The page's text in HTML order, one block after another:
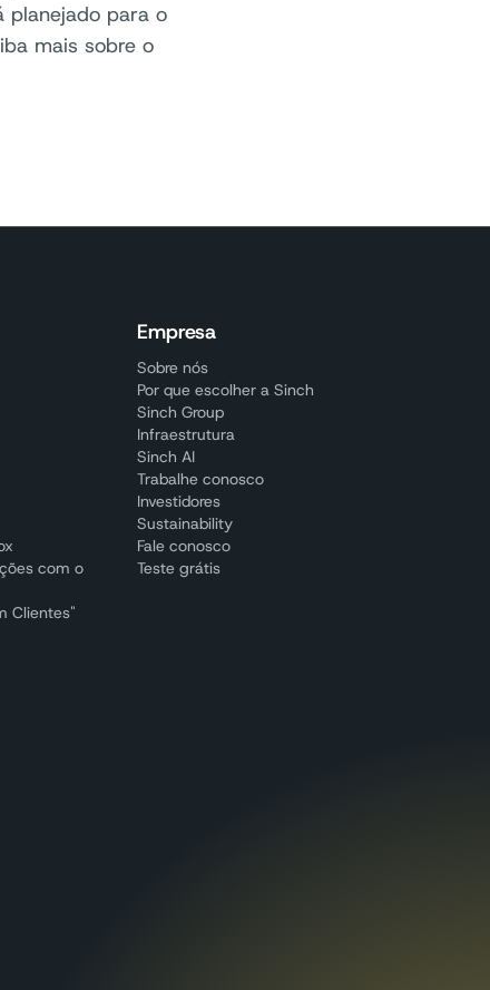
planejado para o
mais sobre o
com o
Clientes"
Empresa
Sobre nós
Por que escolher a Sinch
Sinch Group
Infraestrutura
Sinch AI
Trabalhe conosco
Investidores
Sustainability
Fale conosco
Teste grátis